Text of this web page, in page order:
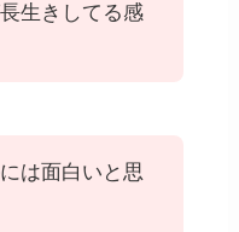
生きしてる感
は面白いと思